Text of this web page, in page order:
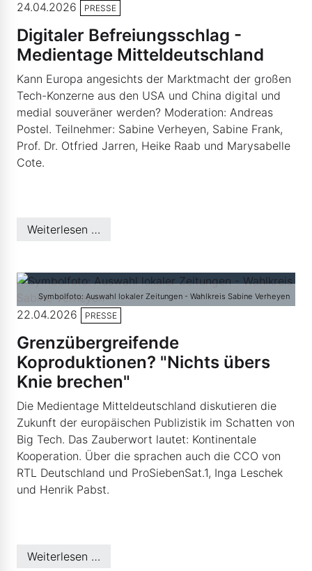
24.04.2026 PRESSE
Digitaler Befreiungsschlag -
Medientage Mitteldeutschland
Kann Europa angesichts der Marktmacht der großen
Tech-Konzerne aus den USA und China digital und
medial souveräner werden? Moderation: Andreas
Postel. Teilnehmer: Sabine Verheyen, Sabine Frank,
Prof. Dr. Otfried Jarren, Heike Raab und Marysabelle
Cote.
Weiterlesen …
Symbolfoto: Auswahl lokaler Zeitungen - Wahlkreis Sabine Verheyen
22.04.2026 PRESSE
Grenzübergreifende
Koproduktionen? "Nichts übers
Knie brechen"
Die Medientage Mitteldeutschland diskutieren die
Zukunft der europäischen Publizistik im Schatten von
Big Tech. Das Zauberwort lautet: Kontinentale
Kooperation. Über die sprachen auch die CCO von
RTL Deutschland und ProSiebenSat.1, Inga Leschek
und Henrik Pabst.
Weiterlesen …